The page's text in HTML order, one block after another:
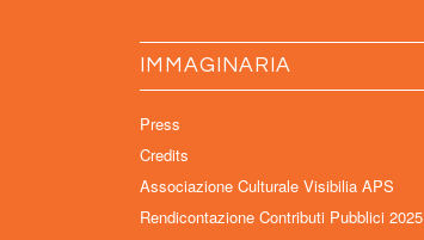
IMMAGINARIA
Press
Credits
Associazione Culturale Visibilia APS
Rendicontazione Contributi Pubblici 2025